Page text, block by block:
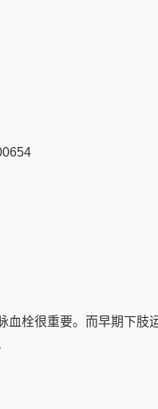
血栓很重要。而早期下肢